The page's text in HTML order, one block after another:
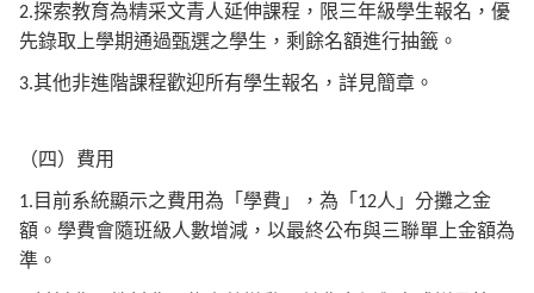
2.探索教育為精采文青人延伸課程，限三年級學生報名，優
先錄取上學期通過甄選之學生，剩餘名額進行抽籤。
3.其他非進階課程歡迎所有學生報名，詳見簡章。
（四）費用
1.目前系統顯示之費用為「學費」，為「12人」分攤之金
額。學費會隨班級人數增減，以最終公布與三聯單上金額為
準。